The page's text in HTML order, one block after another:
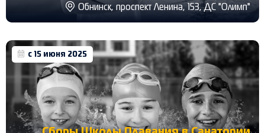
Обнинск, проспект Ленина, 153, ДС "Олимп"
с 15 июня 2025